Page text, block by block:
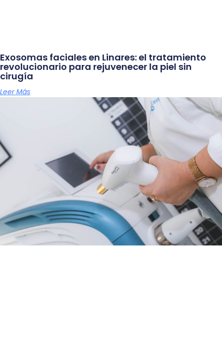
Exosomas faciales en Linares: el tratamiento
revolucionario para rejuvenecer la piel sin
cirugía
Leer Más